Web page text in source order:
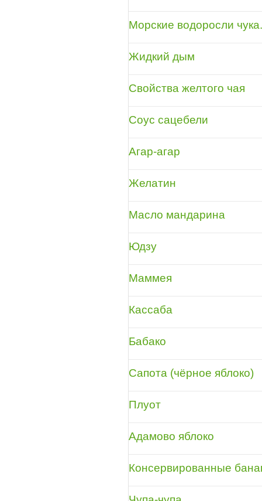
Морские водоросли чука.
Жидкий дым
Свойства желтого чая
Соус сацебели
Агар-агар
Желатин
Масло мандарина
Юдзу
Маммея
Кассаба
Бабако
Сапота (чёрное яблоко)
Плуот
Адамово яблоко
Консервированные